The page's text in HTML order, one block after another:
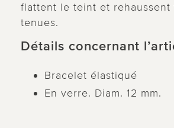
flattent le teint et rehaussent
tenues.
Détails concernant
Bracelet élastiqué
En verre. Diam. 12 mm.